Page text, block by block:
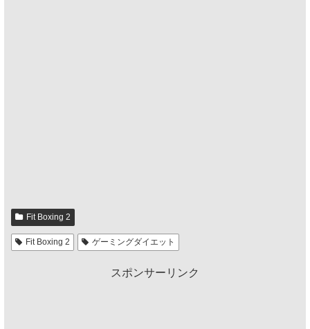
Fit Boxing 2
Fit Boxing 2 ゲーミングダイエット
スポンサーリンク